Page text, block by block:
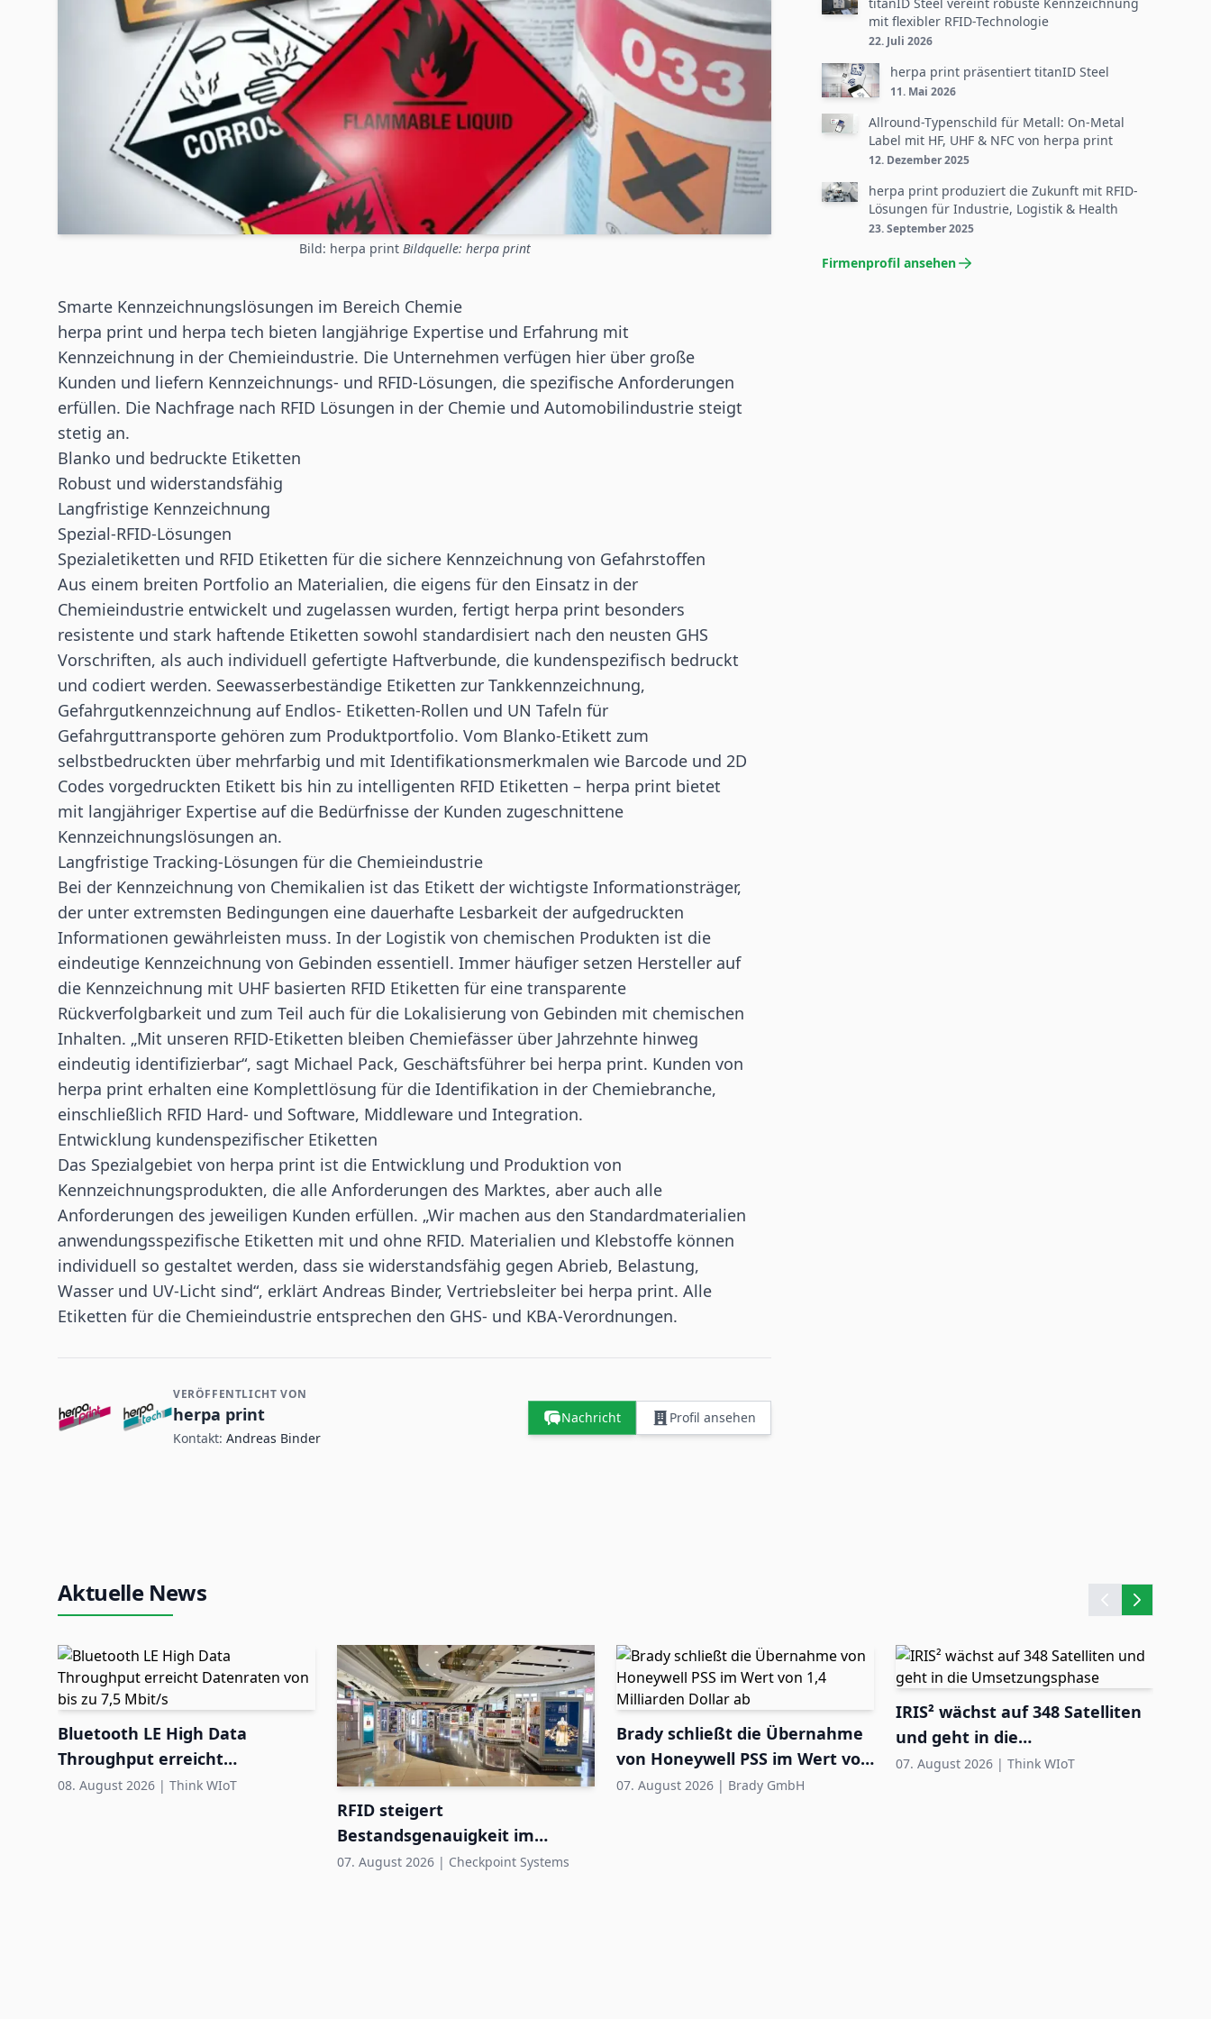
Bild: herpa print Bildquelle: herpa print
Smarte Kennzeichnungslösungen im Bereich Chemie
herpa print und herpa tech bieten langjährige Expertise und Erfahrung mit
Kennzeichnung in der Chemieindustrie. Die Unternehmen verfügen hier über große
Kunden und liefern Kennzeichnungs- und RFID-Lösungen, die spezifische Anforderungen
erfüllen. Die Nachfrage nach RFID Lösungen in der Chemie und Automobilindustrie steigt
stetig an.
Blanko und bedruckte Etiketten
Robust und widerstandsfähig
Langfristige Kennzeichnung
Spezial-RFID-Lösungen
Spezialetiketten und RFID Etiketten für die sichere Kennzeichnung von Gefahrstoffen
Aus einem breiten Portfolio an Materialien, die eigens für den Einsatz in der
Chemieindustrie entwickelt und zugelassen wurden, fertigt herpa print besonders
resistente und stark haftende Etiketten sowohl standardisiert nach den neusten GHS
Vorschriften, als auch individuell gefertigte Haftverbunde, die kundenspezifisch bedruckt
und codiert werden. Seewasserbeständige Etiketten zur Tankkennzeichnung,
Gefahrgutkennzeichnung auf Endlos- Etiketten-Rollen und UN Tafeln für
Gefahrguttransporte gehören zum Produktportfolio. Vom Blanko-Etikett zum
selbstbedruckten über mehrfarbig und mit Identifikationsmerkmalen wie Barcode und 2D
Codes vorgedruckten Etikett bis hin zu intelligenten RFID Etiketten – herpa print bietet
mit langjähriger Expertise auf die Bedürfnisse der Kunden zugeschnittene
Kennzeichnungslösungen an.
Langfristige Tracking-Lösungen für die Chemieindustrie
Bei der Kennzeichnung von Chemikalien ist das Etikett der wichtigste Informationsträger,
der unter extremsten Bedingungen eine dauerhafte Lesbarkeit der aufgedruckten
Informationen gewährleisten muss. In der Logistik von chemischen Produkten ist die
eindeutige Kennzeichnung von Gebinden essentiell. Immer häufiger setzen Hersteller auf
die Kennzeichnung mit UHF basierten RFID Etiketten für eine transparente
Rückverfolgbarkeit und zum Teil auch für die Lokalisierung von Gebinden mit chemischen
Inhalten. „Mit unseren RFID-Etiketten bleiben Chemiefässer über Jahrzehnte hinweg
eindeutig identifizierbar“, sagt Michael Pack, Geschäftsführer bei herpa print. Kunden von
herpa print erhalten eine Komplettlösung für die Identifikation in der Chemiebranche,
einschließlich RFID Hard- und Software, Middleware und Integration.
Entwicklung kundenspezifischer Etiketten
Das Spezialgebiet von herpa print ist die Entwicklung und Produktion von
Kennzeichnungsprodukten, die alle Anforderungen des Marktes, aber auch alle
Anforderungen des jeweiligen Kunden erfüllen. „Wir machen aus den Standardmaterialien
anwendungsspezifische Etiketten mit und ohne RFID. Materialien und Klebstoffe können
individuell so gestaltet werden, dass sie widerstandsfähig gegen Abrieb, Belastung,
Wasser und UV-Licht sind“, erklärt Andreas Binder, Vertriebsleiter bei herpa print. Alle
Etiketten für die Chemieindustrie entsprechen den GHS- und KBA-Verordnungen.
Kontakt- und Firmeninformationen
VERÖFFENTLICHT VON
herpa print
Kontakt: Andreas Binder
Nachricht Profil ansehen
mit flexibler RFID-Technologie
22. Juli 2026
herpa print präsentiert titanID Steel
11. Mai 2026
Allround-Typenschild für Metall: On-Metal
Label mit HF, UHF & NFC von herpa print
12. Dezember 2025
herpa print produziert die Zukunft mit RFID-
Lösungen für Industrie, Logistik & Health
23. September 2025
Firmenprofil ansehen
Aktuelle News
Bluetooth LE High Data
Throughput erreicht
Datenraten von bis zu 7,5
08. August 2026 | Think WIoT
RFID steigert
Bestandsgenauigkeit im
Airport Duty-Free auf bis zu
07. August 2026 | Checkpoint Systems
Brady schließt die Übernahme
von Honeywell PSS im Wert von
1,4 Milliarden Dollar ab
07. August 2026 | Brady GmbH
IRIS² wächst auf 348 Satelliten
und geht in die
Umsetzungsphase
07. August 2026 | Think WIoT